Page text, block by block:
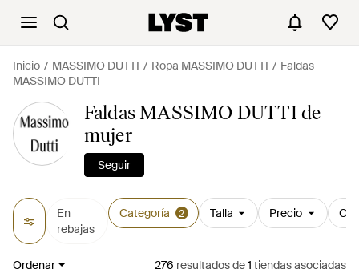
Inicio MASSIMO DUTTI Ropa MASSIMO DUTTI
Faldas
MASSIMO DUTTI
Faldas MASSIMO DUTTI de
mujer
Seguir
En
rebajas
Categoría 2 Talla Precio
Ordenar 276 resultadosde1 tiendas asociadas